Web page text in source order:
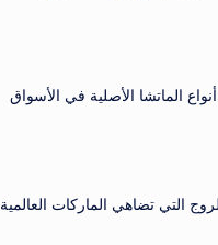
الماتشا الأصلية في الأسواق
التي تضاهي الماركات العالمية